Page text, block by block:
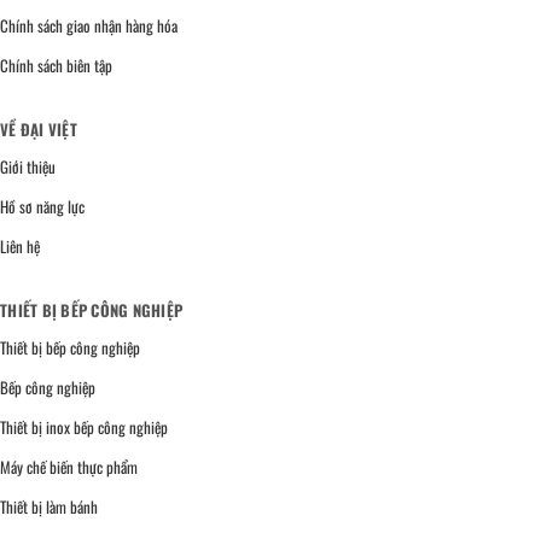
Chính sách giao nhận hàng hóa
Chính sách biên tập
VỀ ĐẠI VIỆT
Giới thiệu
Hồ sơ năng lực
Liên hệ
THIẾT BỊ BẾP CÔNG NGHIỆP
Thiết bị bếp công nghiệp
Bếp công nghiệp
Thiết bị inox bếp công nghiệp
Máy chế biến thực phẩm
Thiết bị làm bánh